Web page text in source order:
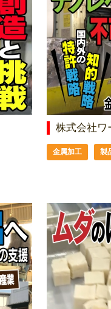
株式会社ワ
金属加工 製